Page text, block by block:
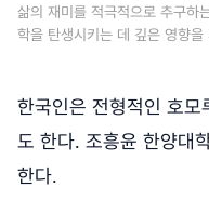
삶의 재미를 적극적으로 추구하
학을 탄생시키는 데 깊은 영향을
한국인은 전형적인 호모
도 한다. 조흥윤 한양대
한다.